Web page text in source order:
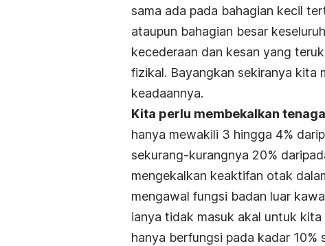
sama ada pada bahagian kecil
ataupun bahagian besar
kecederaan dan kesan yang
fizikal. Bayangkan sekiranya kita
keadaannya.
Kita perlu membekalkan
hanya mewakili 3 hingga 4%
sekurang-kurangnya 20%
mengekalkan keaktifan otak
mengawal fungsi badan luar
ianya tidak masuk akal untuk
hanya berfungsi pada kadar 10%